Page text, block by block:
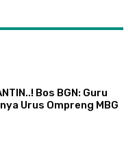
Bos BGN: Guru
Urus Ompreng MBG